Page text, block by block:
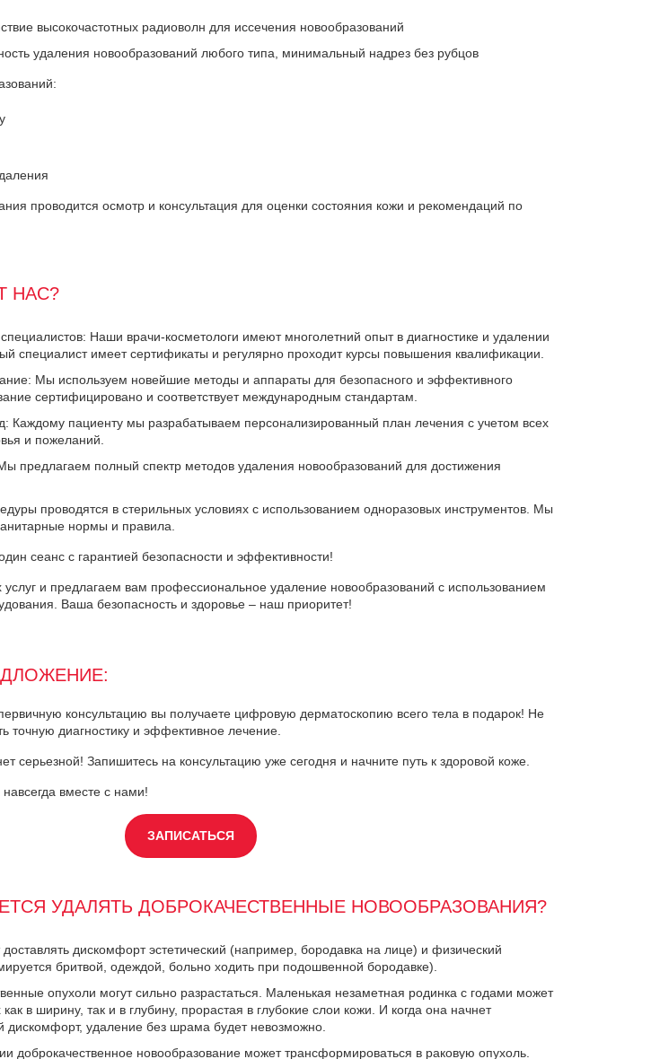
высокочастотных радиоволн для иссечения новообразований
удаления новообразований любого типа, минимальный надрез без рубцов
проводится осмотр и консультация для оценки состояния кожи и рекомендаций по
НАС?
Наши врачи-косметологи имеют многолетний опыт в диагностике и удалении
специалист имеет сертификаты и регулярно проходит курсы повышения квалификации.
Мы используем новейшие методы и аппараты для безопасного и эффективного
сертифицировано и соответствует международным стандартам.
Каждому пациенту мы разрабатываем персонализированный план лечения с учетом всех
и пожеланий.
предлагаем полный спектр методов удаления новообразований для достижения
проводятся в стерильных условиях с использованием одноразовых инструментов. Мы
нормы и правила.
сеанс с гарантией безопасности и эффективности!
и предлагаем вам профессиональное удаление новообразований с использованием
Ваша безопасность и здоровье – наш приоритет!
консультацию вы получаете цифровую дерматоскопию всего тела в подарок! Не
точную диагностику и эффективное лечение.
серьезной! Запишитесь на консультацию уже сегодня и начните путь к здоровой коже.
вместе с нами!
ЗАПИСАТЬСЯ
УДАЛЯТЬ ДОБРОКАЧЕСТВЕННЫЕ НОВООБРАЗОВАНИЯ?
дискомфорт эстетический (например, бородавка на лице) и физический
бритвой, одеждой, больно ходить при подошвенной бородавке).
опухоли могут сильно разрастаться. Маленькая незаметная родинка с годами может
в ширину, так и в глубину, прорастая в глубокие слои кожи. И когда она начнет
дискомфорт, удаление без шрама будет невозможно.
доброкачественное новообразование может трансформироваться в раковую опухоль.